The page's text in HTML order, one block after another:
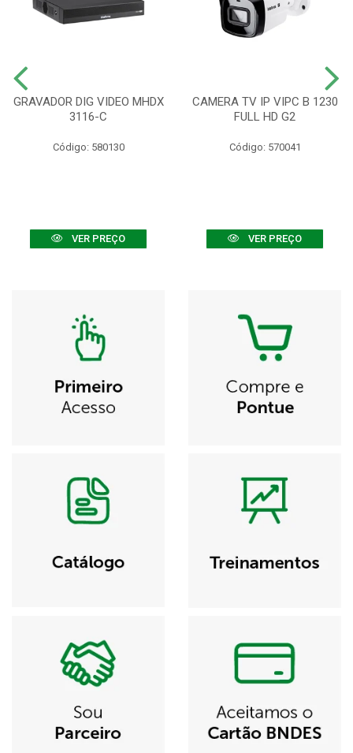
GRAVADOR DIG VIDEO MHDX
3116-C
Código: 580130
VER PREÇO
CAMERA TV IP VIPC B 1230
FULL HD G2
Código: 570041
VER PREÇO